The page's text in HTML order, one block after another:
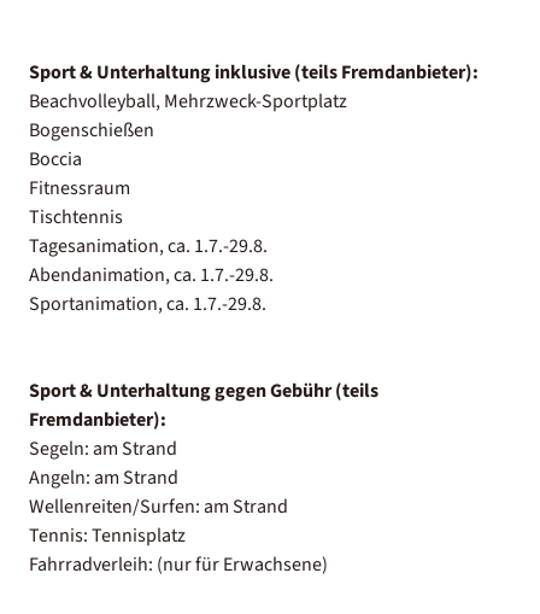
Sport & Unterhaltung inklusive (teils Fremdanbieter):
Beachvolleyball, Mehrzweck-Sportplatz
Bogenschießen
Boccia
Fitnessraum
Tischtennis
Tagesanimation, ca. 1.7.-29.8.
Abendanimation, ca. 1.7.-29.8.
Sportanimation, ca. 1.7.-29.8.
Sport & Unterhaltung gegen Gebühr (teils
Fremdanbieter):
Segeln: am Strand
Angeln: am Strand
Wellenreiten/Surfen: am Strand
Tennis: Tennisplatz
Fahrradverleih: (nur für Erwachsene)